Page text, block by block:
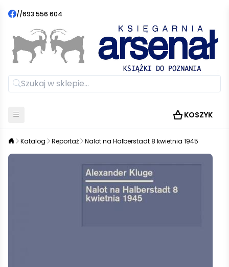
//693 556 604
KOSZYK
Katalog Reportaż Nalot na Halberstadt 8 kwietnia 1945